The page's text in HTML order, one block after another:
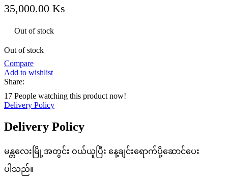
35,000.00 Ks
Out of stock
Out of stock
Compare
Add to wishlist
Share:
17 People watching this product now!
Delivery Policy
Delivery Policy
မန္တလေးမြို့အတွင်း ဝယ်ယူပြီး နေ့ချင်းရောက်ပို့ဆောင်ပေး
ပါသည်။